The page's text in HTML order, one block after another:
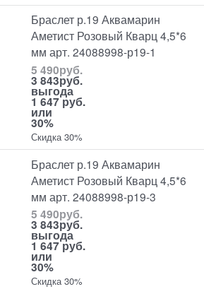
Браслет р.19 Аквамарин
Аметист Розовый Кварц 4,5*6
мм арт. 24088998-р19-1
5 490руб.
3 843руб.
выгода
1 647 руб.
или
30%
Скидка 30%
Браслет р.19 Аквамарин
Аметист Розовый Кварц 4,5*6
мм арт. 24088998-р19-3
5 490руб.
3 843руб.
выгода
1 647 руб.
или
30%
Скидка 30%